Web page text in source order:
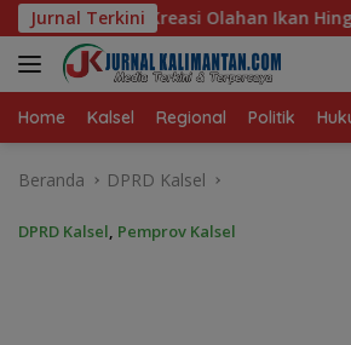
Langsung
ke
konten
Jurnal Terkini
Hingga Tingkat Nasional Pada
Home Kalsel Regional Politik
Beranda DPRD Kalsel
DPRD Kalsel, Pemprov Kalsel